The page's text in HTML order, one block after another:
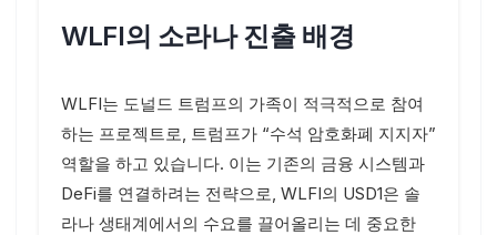
WLFI의 소라나 진출 배경
WLFI는 도널드 트럼프의 가족이 적극적으로 참여
하는 프로젝트로, 트럼프가 “수석 암호화폐 지지자”
역할을 하고 있습니다. 이는 기존의 금융 시스템과
DeFi를 연결하려는 전략으로, WLFI의 USD1은 솔
라나 생태계에서의 수요를 끌어올리는 데 중요한